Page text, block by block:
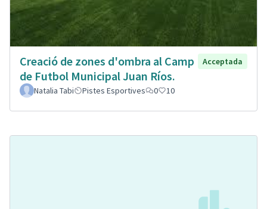
Creació de zones d'ombra al Camp
de Futbol Municipal Juan Ríos.
Acceptada
Natalia Tabi Pistes Esportives 0 10